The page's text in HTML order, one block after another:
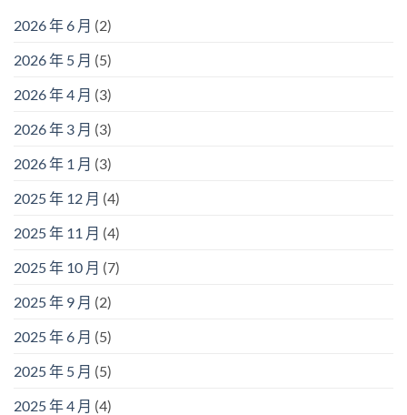
2026 年 6 月 (2)
2026 年 5 月 (5)
2026 年 4 月 (3)
2026 年 3 月 (3)
2026 年 1 月 (3)
2025 年 12 月 (4)
2025 年 11 月 (4)
2025 年 10 月 (7)
2025 年 9 月 (2)
2025 年 6 月 (5)
2025 年 5 月 (5)
2025 年 4 月 (4)